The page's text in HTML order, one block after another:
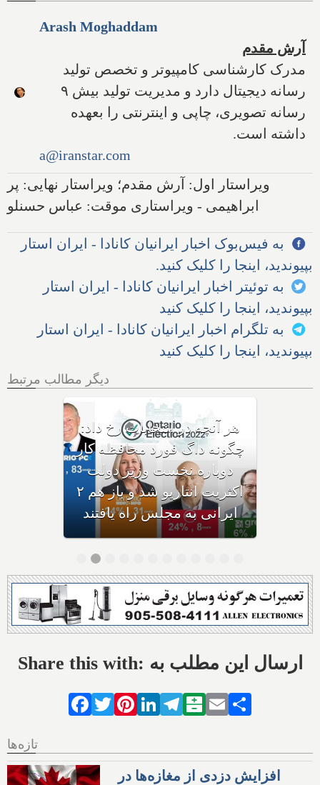
Arash Moghaddam
آرش مقدم
مدرک کارشناسی کامپیوتر و تخصص تولید
رسانه دیجیتال دارد و مدیریت تولید بیش ۹
رسانه تصویری، چاپی و اینترنتی را بعهده
داشته است.
a@iranstar.com
ویراستار اول: آرش مقدم؛ ویراستار نهایی: پر
ابراهیمی - ویراستاری موقت: عباس حسنلو
به فیس‌بوک اخبار ایرانیان کانادا - ایران استار
بپیوندید، اینجا را کلیک کنید.
به توئیتر اخبار ایرانیان کانادا - ایران استار
بپیوندید، اینجا را کلیک کنید
به تلگرام اخبار ایرانیان کانادا - ایران استار
بپیوندید، اینجا را کلیک کنید
دیگر مطالب مرتبط
با مایکل پارسا کاندیدای
انتخابات مجلس؛ سیاست‌های
محافظه‌کاران برای انتاریو دقیقا
و مختصرا چیست؟
Share this with: ارسال این مطلب به
Facebook
TwitterPinterestLinkedIn
Telegram
Balatarin
Email
تازه‌ها
افزایش دزدی از مغازه‌ها در